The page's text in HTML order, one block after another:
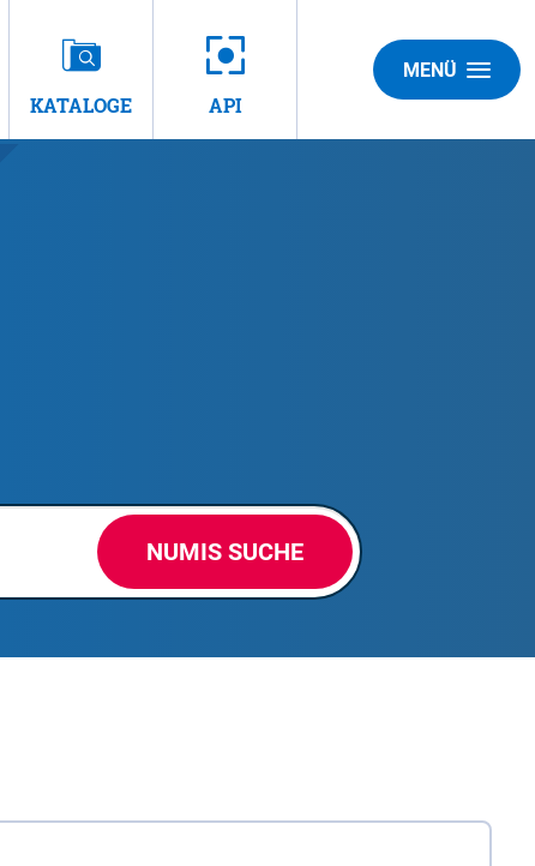
KATALOGE API
MENÜ
NUMIS SUCHE